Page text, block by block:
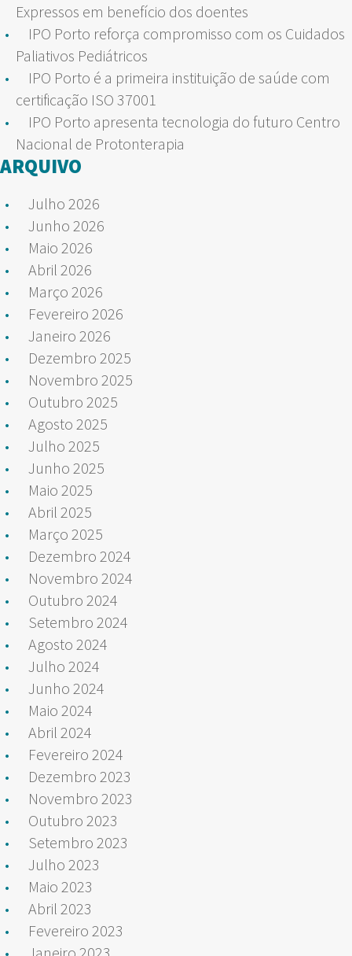
Expressos em benefício dos doentes
IPO Porto reforça compromisso com os Cuidados
Paliativos Pediátricos
IPO Porto é a primeira instituição de saúde com
certificação ISO 37001
IPO Porto apresenta tecnologia do futuro Centro
Nacional de Protonterapia
ARQUIVO
Julho 2026
Junho 2026
Maio 2026
Abril 2026
Março 2026
Fevereiro 2026
Janeiro 2026
Dezembro 2025
Novembro 2025
Outubro 2025
Agosto 2025
Julho 2025
Junho 2025
Maio 2025
Abril 2025
Março 2025
Dezembro 2024
Novembro 2024
Outubro 2024
Setembro 2024
Agosto 2024
Julho 2024
Junho 2024
Maio 2024
Abril 2024
Fevereiro 2024
Dezembro 2023
Novembro 2023
Outubro 2023
Setembro 2023
Julho 2023
Maio 2023
Abril 2023
Fevereiro 2023
Janeiro 2023